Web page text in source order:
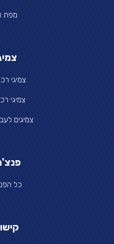
מפת
צמיגי
צמיגי
צמיגים
כל